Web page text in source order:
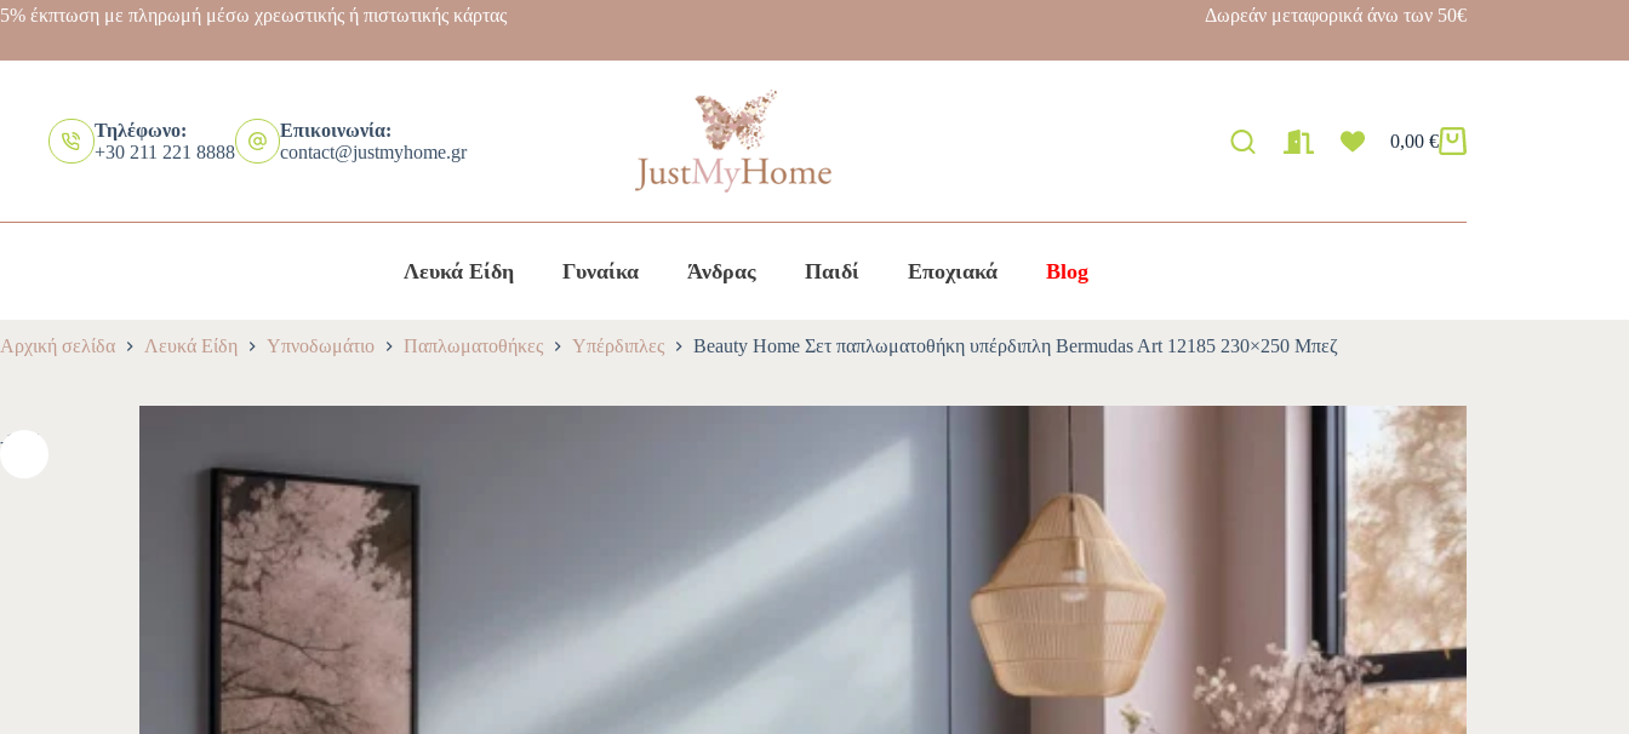
5% έκπτωση με πληρωμή μέσω χρεωστικής ή πιστωτικής κάρτας Δωρεάν μεταφορικά άνω των 50€
Τηλέφωνο:
+30 211 221 8888
Επικοινωνία:
contact@justmyhome.gr
0,00 €
Λευκά Είδη Γυναίκα Άνδρας Παιδί Εποχιακά Blog
Αρχική σελίδα Λευκά Είδη Υπνοδωμάτιο Παπλωματοθήκες Υπέρδιπλες Beauty Home Σετ παπλωματοθήκη υπέρδιπλη Bermudas Art 12185 230×250 Μπεζ
-10%